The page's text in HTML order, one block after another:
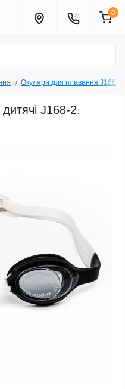
0
Окуляри для плавання J168
J168-2.